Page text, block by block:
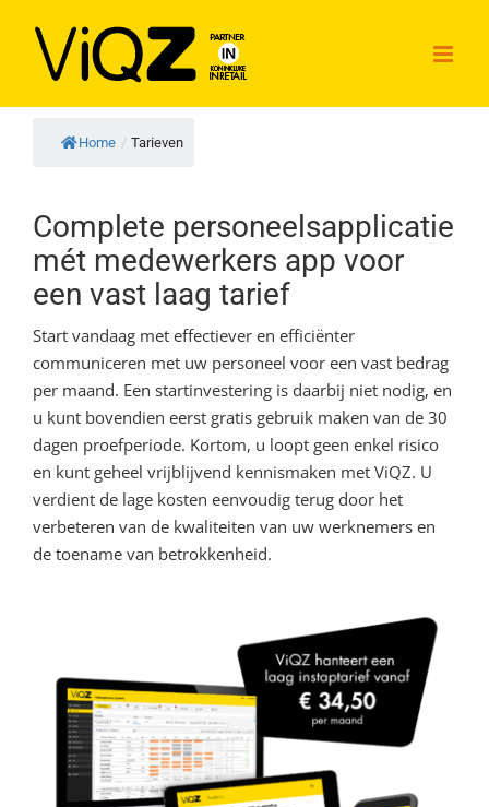
inhoud
Home / Tarieven
Complete personeelsapplicatie
mét medewerkers app voor
een vast laag tarief
Start vandaag met effectiever en efficiënter
communiceren met uw personeel voor een vast bedrag
per maand. Een startinvestering is daarbij niet nodig, en
u kunt bovendien eerst gratis gebruik maken van de 30
dagen proefperiode. Kortom, u loopt geen enkel risico
en kunt geheel vrijblijvend kennismaken met ViQZ. U
verdient de lage kosten eenvoudig terug door het
verbeteren van de kwaliteiten van uw werknemers en
de toename van betrokkenheid.